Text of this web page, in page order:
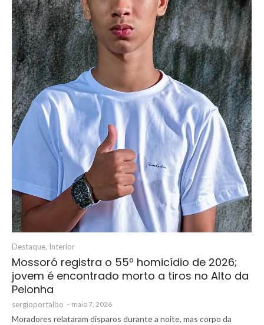
Destaque, Interior
Mossoró registra o 55º homicídio de 2026;
jovem é encontrado morto a tiros no Alto da
Pelonha
sergioportalbo - maio 7, 2026
Moradores relataram disparos durante a noite, mas corpo da